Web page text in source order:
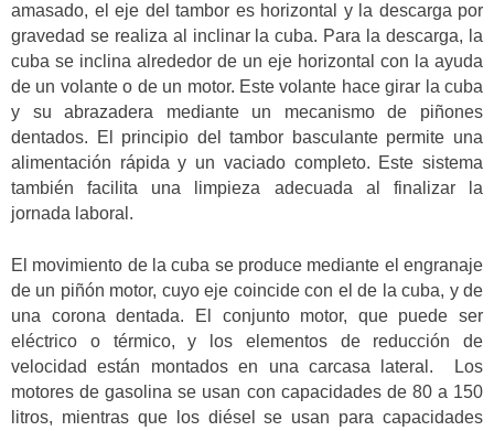
amasado, el eje del tambor es horizontal y la descarga por
gravedad se realiza al inclinar la cuba. Para la descarga, la
cuba se inclina alrededor de un eje horizontal con la ayuda
de un volante o de un motor. Este volante hace girar la cuba
y su abrazadera mediante un mecanismo de piñones
dentados. El principio del tambor basculante permite una
alimentación rápida y un vaciado completo. Este sistema
también facilita una limpieza adecuada al finalizar la
jornada laboral.
El movimiento de la cuba se produce mediante el engranaje
de un piñón motor, cuyo eje coincide con el de la cuba, y de
una corona dentada. El conjunto motor, que puede ser
eléctrico o térmico, y los elementos de reducción de
velocidad están montados en una carcasa lateral. Los
motores de gasolina se usan con capacidades de 80 a 150
litros, mientras que los diésel se usan para capacidades